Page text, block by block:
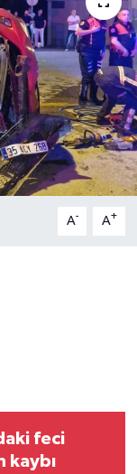
A- A+
feci
kaybı